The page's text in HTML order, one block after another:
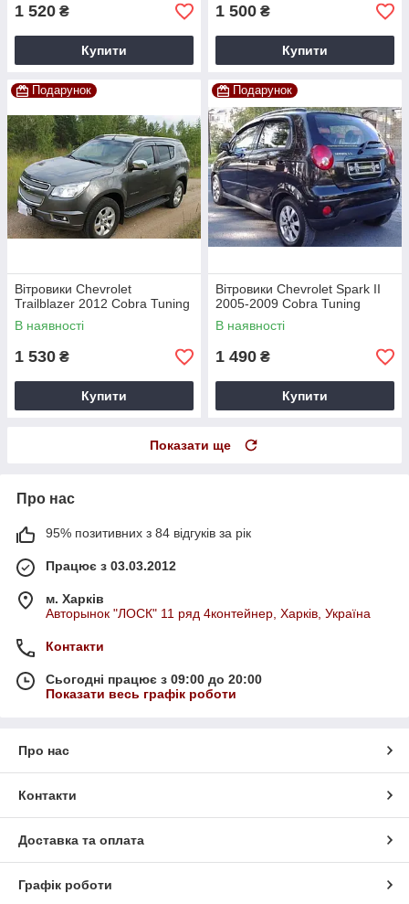
1 520 ₴
Купити
1 500 ₴
Купити
Подарунок
Вітровики Chevrolet
Trailblazer 2012 Cobra Tuning
В наявності
1 530 ₴
Купити
Подарунок
Вітровики Chevrolet Spark II
2005-2009 Cobra Tuning
В наявності
1 490 ₴
Купити
Показати ще
Про нас
95% позитивних з 84 відгуків за рік
Працює з 03.03.2012
м. Харків
Авторынок "ЛОСК" 11 ряд 4контейнер, Харків, Україна
Контакти
Сьогодні працює з 09:00 до 20:00
Показати весь графік роботи
Про нас
Контакти
Доставка та оплата
Графік роботи